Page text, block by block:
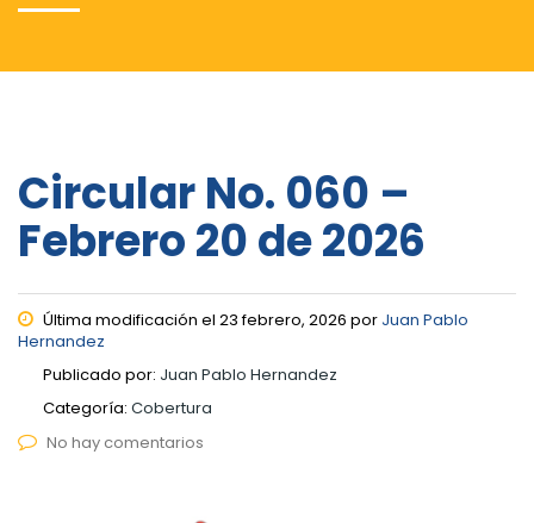
Circular No. 060 –
Febrero 20 de 2026
Última modificación el 23 febrero, 2026 por Juan Pablo
Hernandez
Publicado por: Juan Pablo Hernandez
Categoría: Cobertura
No hay comentarios